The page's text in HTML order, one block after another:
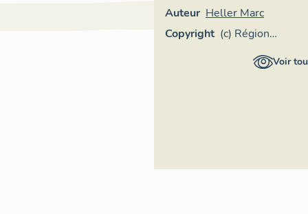
Auteur Heller Marc
Copyright (c) Région
Provence-Alpes-
Voir